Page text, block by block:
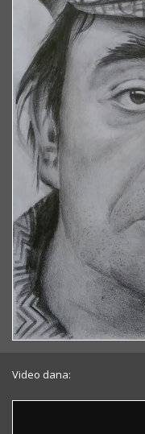
Video dana: